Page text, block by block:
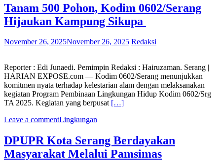
Tanam 500 Pohon, Kodim 0602/Serang
Hijaukan Kampung Sikupa
November 26, 2025November 26, 2025 Redaksi
Reporter : Edi Junaedi. Pemimpin Redaksi : Hairuzaman. Serang |
HARIAN EXPOSE.com — Kodim 0602/Serang menunjukkan
komitmen nyata terhadap kelestarian alam dengan melaksanakan
kegiatan Program Pembinaan Lingkungan Hidup Kodim 0602/Srg
TA 2025. Kegiatan yang berpusat […]
Leave a commentLingkungan
DPUPR Kota Serang Berdayakan
Masyarakat Melalui Pamsimas